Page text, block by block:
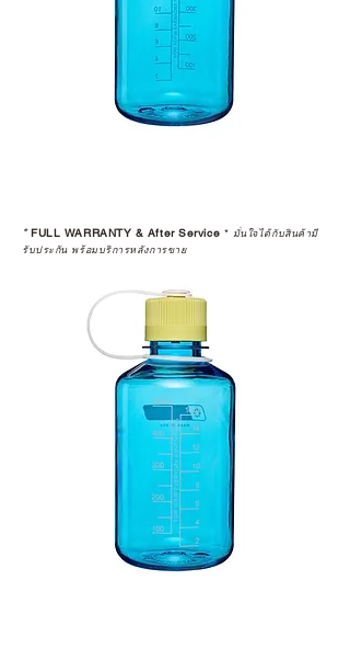
*FULL WARRANTY & After Service * มั่นใจได้กับสินค้ามี
รับประกัน พร้อมบริการหลังการขาย